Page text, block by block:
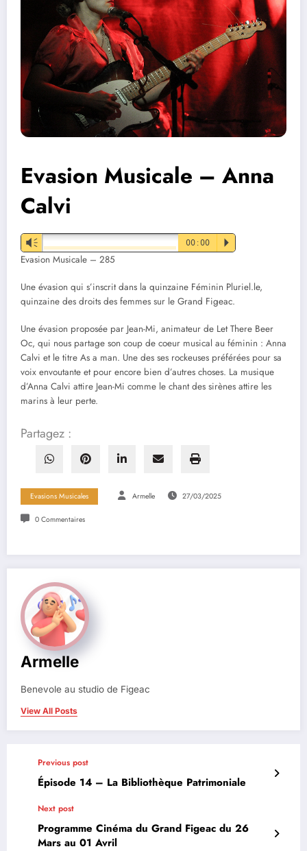
Evasion Musicale – Anna
Calvi
Vm 00:00 P
Evasion Musicale – 285
Une évasion qui s’inscrit dans la quinzaine Féminin Pluriel.le,
quinzaine des droits des femmes sur le Grand Figeac.
Une évasion proposée par Jean-Mi, animateur de Let There Beer
Oc, qui nous partage son coup de coeur musical au féminin : Anna
Calvi et le titre As a man. Une des ses rockeuses préférées pour sa
voix envoutante et pour encore bien d’autres choses. La musique
d’Anna Calvi attire Jean-Mi comme le chant des sirènes attire les
marins à leur perte.
Partagez :
Evasions Musicales Armelle 27/03/2025
0 Commentaires
Armelle
Benevole au studio de Figeac
View All Posts
Previous post
Épisode 14 – La Bibliothèque Patrimoniale
Next post
Programme Cinéma du Grand Figeac du 26
Mars au 01 Avril